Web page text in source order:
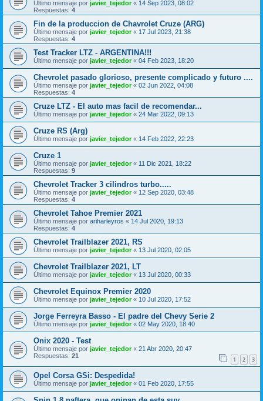
Último mensaje por javier_tejedor« 14 Sep 2023, 08:02
Respuestas: 4
Fin de la produccion de Chavrolet Cruze (ARG)
Último mensaje por javier_tejedor« 17 Jul 2023, 21:38
Respuestas: 4
Test Tracker LTZ - ARGENTINA!!!
Último mensaje por javier_tejedor« 04 Feb 2023, 18:20
Chevrolet pasado glorioso, presente complicado y futuro ....
Último mensaje por javier_tejedor« 02 Jun 2022, 04:08
Respuestas: 4
Cruze LTZ - El auto mas facil de recomendar...
Último mensaje por javier_tejedor« 24 Mar 2022, 09:13
Cruze RS (Arg)
Último mensaje por javier_tejedor« 14 Feb 2022, 22:23
Cruze 1
Último mensaje por javier_tejedor« 11 Dic 2021, 18:22
Respuestas: 9
Chevrolet Tracker 3 cilindros turbo.....
Último mensaje por javier_tejedor« 12 Sep 2020, 03:48
Respuestas: 4
Chevrolet Tahoe Premier 2021
Último mensaje por ariharleyros « 14 Jul 2020, 19:13
Respuestas: 4
Chevrolet Trailblazer 2021, RS
Último mensaje por javier_tejedor« 13 Jul 2020, 02:05
Chevrolet Trailblazer 2021, LT
Último mensaje por javier_tejedor« 13 Jul 2020, 00:33
Chevrolet Equinox Premier 2020
Último mensaje por javier_tejedor« 10 Jul 2020, 17:52
Jorge Ferreyra Basso - El padre del Chevy Serie 2
Último mensaje por javier_tejedor« 02 May 2020, 18:40
Onix 2020 - Test
Último mensaje por javier_tejedor« 21 Abr 2020, 20:47
Respuestas: 21 1 2 3
Opel Corsa GSi: Despedida!
Último mensaje por javier_tejedor« 01 Feb 2020, 17:55